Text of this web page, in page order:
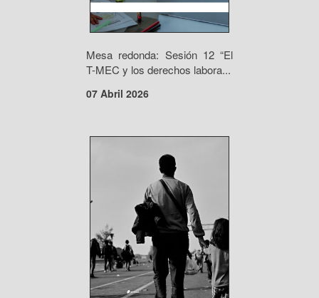
Mesa redonda: Sesión 12 “El
T-MEC y los derechos labora...
07 Abril 2026